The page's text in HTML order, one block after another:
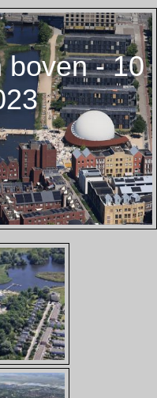
boven - 10